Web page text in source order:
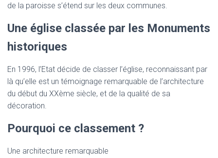
de la paroisse s’étend sur les deux communes.
Une église classée par les Monuments
historiques
En 1996, l’Etat décide de classer l’église, reconnaissant par
là qu’elle est un témoignage remarquable de l’architecture
du début du XXème siècle, et de la qualité de sa
décoration.
Pourquoi ce classement ?
Une architecture remarquable